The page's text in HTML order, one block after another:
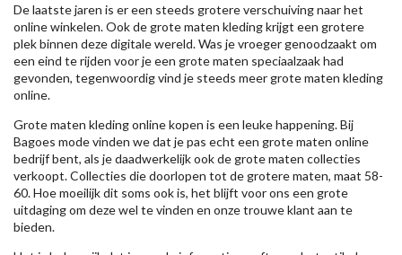
De laatste jaren is er een steeds grotere verschuiving naar het
online winkelen. Ook de grote maten kleding krijgt een grotere
plek binnen deze digitale wereld. Was je vroeger genoodzaakt om
een eind te rijden voor je een grote maten speciaalzaak had
gevonden, tegenwoordig vind je steeds meer grote maten kleding
online.
Grote maten kleding online kopen is een leuke happening. Bij
Bagoes mode vinden we dat je pas echt een grote maten online
bedrijf bent, als je daadwerkelijk ook de grote maten collecties
verkoopt. Collecties die doorlopen tot de grotere maten, maat 58-
60. Hoe moeilijk dit soms ook is, het blijft voor ons een grote
uitdaging om deze wel te vinden en onze trouwe klant aan te
bieden.